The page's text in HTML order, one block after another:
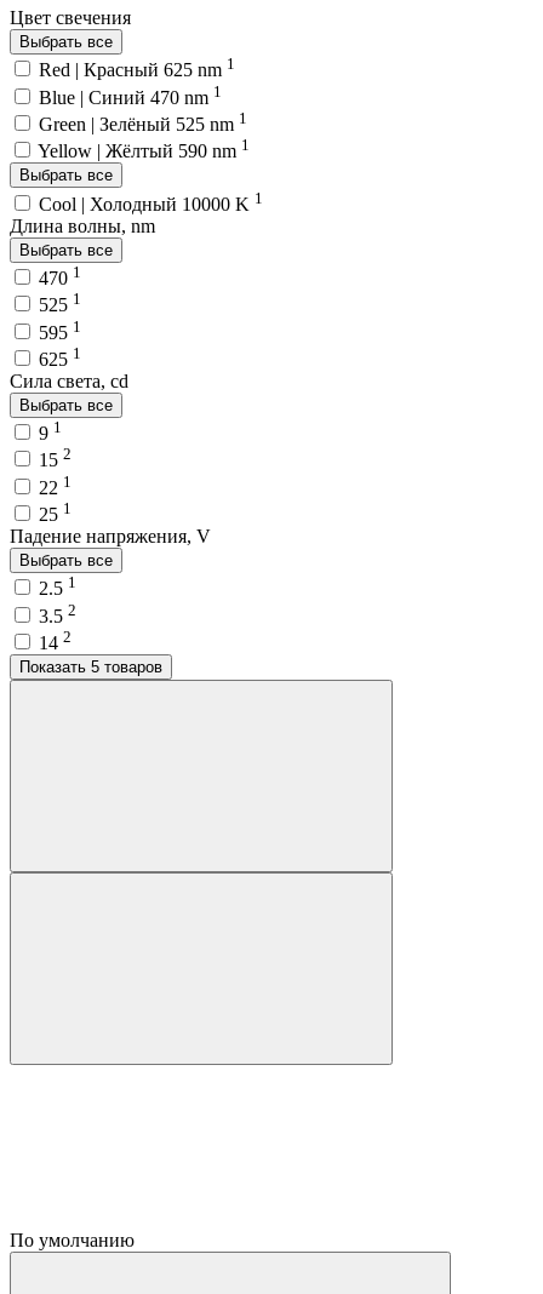
Цвет свечения
Выбрать все
Red | Красный 625 nm 1
Blue | Синий 470 nm 1
Green | Зелёный 525 nm 1
Yellow | Жёлтый 590 nm 1
Выбрать все
Cool | Холодный 10000 K 1
Длина волны, nm
Выбрать все
470 1
525 1
595 1
625 1
Сила света, cd
Выбрать все
9 1
15 2
22 1
25 1
Падение напряжения, V
Выбрать все
2.5 1
3.5 2
14 2
Показать 5 товаров
По умолчанию